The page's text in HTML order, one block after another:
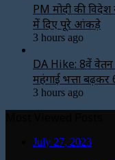
PM मोदी की
में दिए पूरे आंकड़े
3 hours ago
DA Hike: 8वें वेतन
महंगाई भत्ता बढ़कर
3 hours ago
July 27, 2023